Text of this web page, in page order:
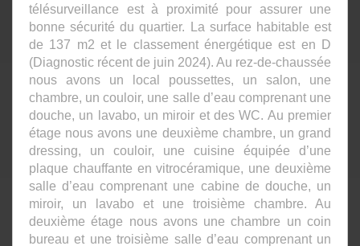
télésurveillance est à proximité pour assurer une
bonne sécurité du quartier. La surface habitable est
de 137 m2 et le classement énergétique est en D
(Diagnostic récent de juin 2024). Au rez-de-chaussée
nous avons un local poussettes, un salon, une
chambre, un couloir, une salle d’eau comprenant une
douche, un lavabo, un miroir et des WC. Au premier
étage nous avons une deuxième chambre, un grand
dressing, un couloir, une cuisine équipée d’une
plaque chauffante en vitrocéramique, une deuxième
salle d’eau comprenant une cabine de douche, un
miroir, un lavabo et une troisième chambre. Au
deuxième étage nous avons une chambre un coin
bureau et une troisième salle d’eau comprenant un